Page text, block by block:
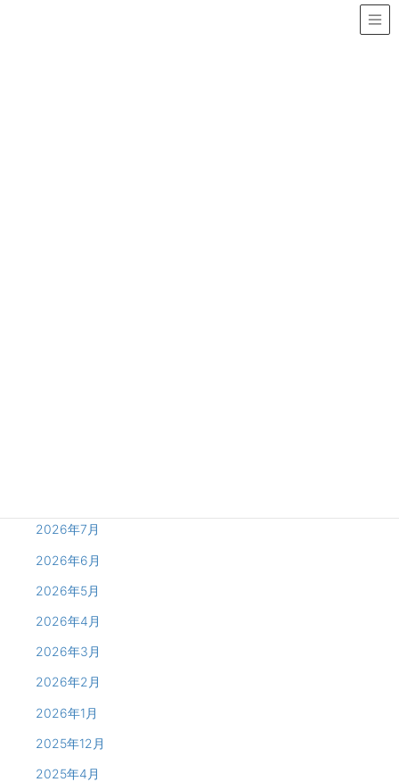
2026年7月
2026年6月
2026年5月
2026年4月
2026年3月
2026年2月
2026年1月
2025年12月
2025年4月